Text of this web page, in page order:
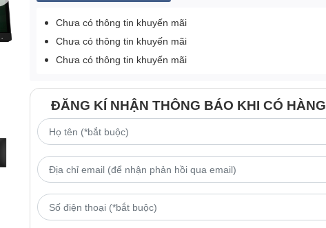
Chưa có thông tin khuyến mãi
Chưa có thông tin khuyến mãi
Chưa có thông tin khuyến mãi
ĐĂNG KÍ NHẬN THÔNG BÁO KHI CÓ HÀNG